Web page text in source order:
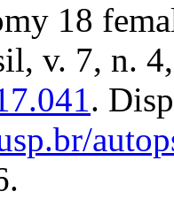
18
v. 7, n.
.